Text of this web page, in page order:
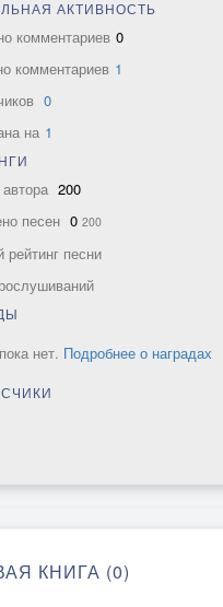
АКТИВНОСТЬ
комментариев 0
комментариев 1
0
на 1
200
песен 0 200
рейтинг песни
нет. Подробнее о наградах
КНИГА (0)